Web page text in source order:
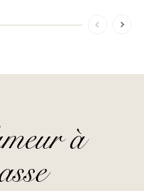
à